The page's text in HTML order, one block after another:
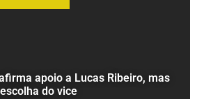
apoio a Lucas Ribeiro, mas
do vice